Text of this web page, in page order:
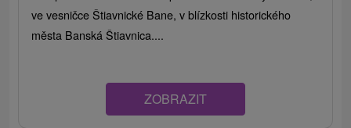
ve vesničce Štiavnické Bane, v blízkosti historického
města Banská Štiavnica....
ZOBRAZIT